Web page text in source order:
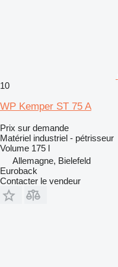
10
WP Kemper ST 75 A
Prix sur demande
Matériel industriel - pétrisseur
Volume 175 l
Allemagne, Bielefeld
Euroback
Contacter le vendeur